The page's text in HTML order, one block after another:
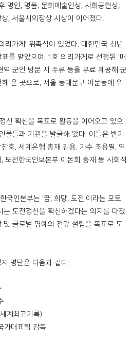
명인, 명품, 문화예술인상, 사회공헌상,
, 서울시의장상 시상이 이어졌다.
리가게’ 위촉식이 있었다. 대한민국 청년
를 맡았으며, 1호 의리가게로 선정된 '매
역 군인 방문 시 주류 등을 무료 제공해 군
온 곳으로, 서울 동대문구 이문동에 위
신 확산을 목표로 활동을 이어오고 있으
물들과 기관을 발굴해 왔다. 이들은 반기
호, 세계은행 총재 김용, 가수 조용필, 역
도전한국인보본부 이돈희 총재 등 사회적
국인본부는 '꿈, 희망, 도전'이라는 모토
는 도전정신을 확산하겠다는 의지를 다졌
및 글로벌 명예의 전당 설립을 목표로 도
명단은 다음과 같다.
계최고기록)
가대표팀 감독